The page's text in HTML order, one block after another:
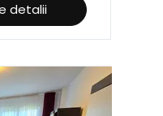
detalii